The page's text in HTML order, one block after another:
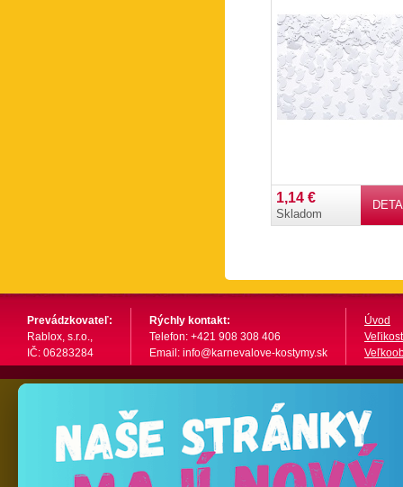
1,14 €
Skladom
Prevádzkovateľ:
Rablox, s.r.o.,
IČ: 06283284
Rýchly kontakt:
Telefon: +421 908 308 406
Email: info@karnevalove-kostymy.sk
Úvod